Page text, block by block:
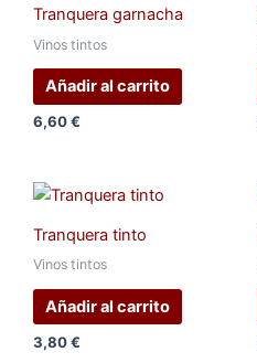
Tranquera garnacha
Vinos tintos
Añadir al carrito
6,60€
Tranquera tinto
Vinos tintos
Añadir al carrito
3,80€